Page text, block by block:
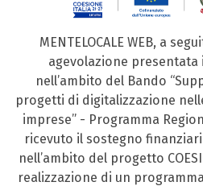
MENTELOCALE WEB, a
agevolazione presentata
nell’ambito del Bando
progetti di digitalizzazione
imprese” - Programma
ricevuto il sostegno
nell’ambito del progetto
realizzazione di un